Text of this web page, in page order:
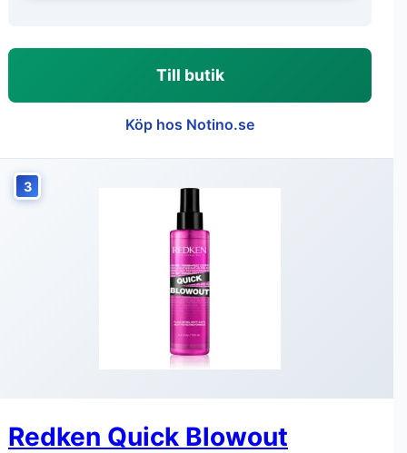
Till butik
Köp hos Notino.se
3
Redken Quick Blowout